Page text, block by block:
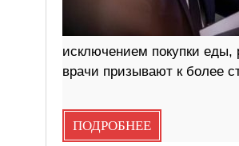
исключением покупки еды,
врачи призывают к более
ПОДРОБНЕЕ